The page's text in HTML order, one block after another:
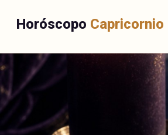
Horóscopo Capricornio